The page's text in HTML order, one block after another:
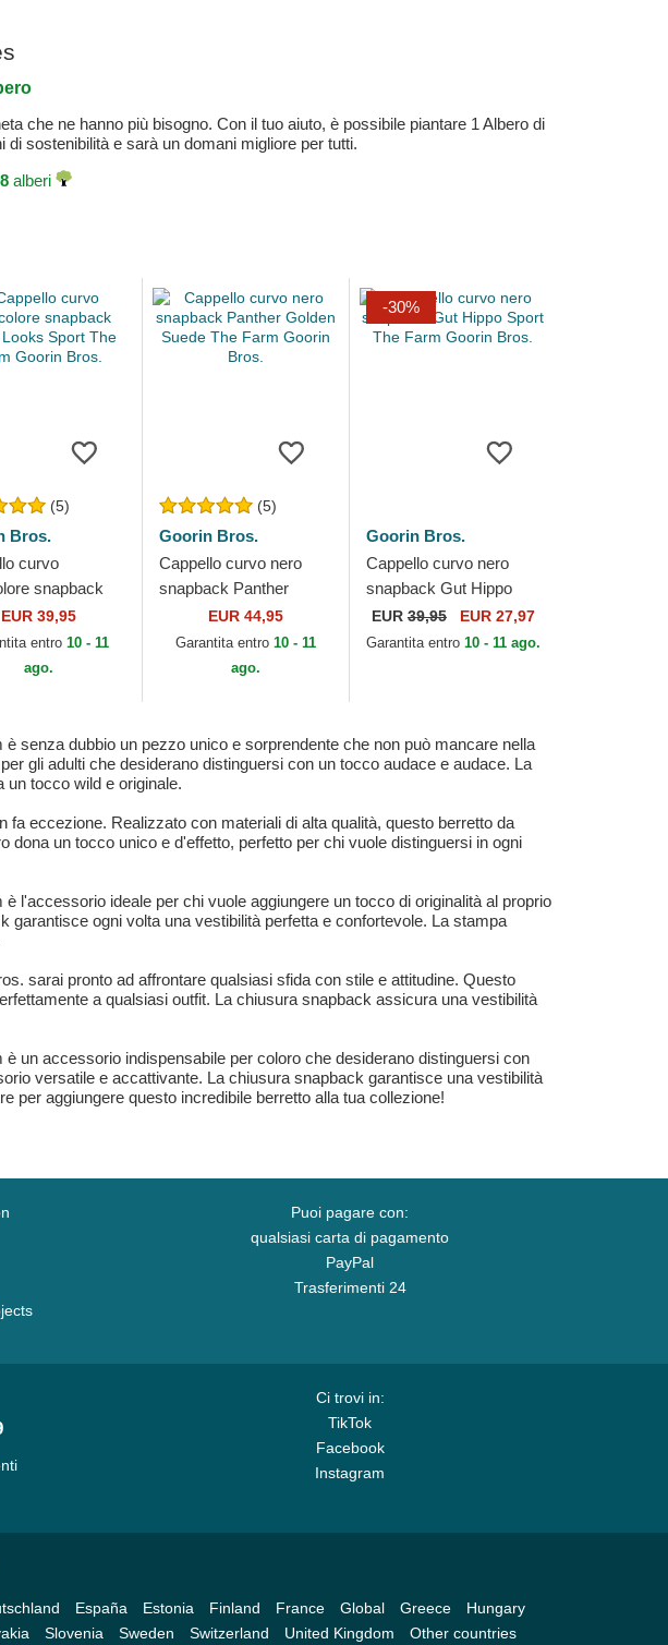
che ne hanno più bisogno. Con il tuo aiuto, è possibile piantare 1 Albero di
sostenibilità e sarà un domani migliore per tutti.
alberi
(5)
Bros.
curvo
snapback
Sport The
Bros.
EUR 39,95
entro 10 - 11
ago.
(5)
Goorin Bros.
Cappello curvo nero
snapback Panther
Golden Suede The
Farm Goorin Bros.
EUR 44,95
Garantita entro 10 - 11
ago.
-30%
Goorin Bros.
Cappello curvo nero
snapback Gut Hippo
Sport The Farm Goorin
Bros.
EUR 39,95 EUR 27,97
Garantita entro 10 - 11 ago.
senza dubbio un pezzo unico e sorprendente che non può mancare nella
gli adulti che desiderano distinguersi con un tocco audace e audace. La
tocco wild e originale.
eccezione. Realizzato con materiali di alta qualità, questo berretto da
un tocco unico e d'effetto, perfetto per chi vuole distinguersi in ogni
l'accessorio ideale per chi vuole aggiungere un tocco di originalità al proprio
ogni volta una vestibilità perfetta e confortevole. La stampa
sarai pronto ad affrontare qualsiasi sfida con stile e attitudine. Questo
a qualsiasi outfit. La chiusura snapback assicura una vestibilità
un accessorio indispensabile per coloro che desiderano distinguersi con
versatile e accattivante. La chiusura snapback garantisce una vestibilità
per aggiungere questo incredibile berretto alla tua collezione!
Puoi pagare con:
qualsiasi carta di pagamento
PayPal
Trasferimenti 24
Ci trovi in:
TikTok
Facebook
Instagram
España Estonia Finland France Global Greece
Hungary
Slovenia Sweden Switzerland United Kingdom Other countries